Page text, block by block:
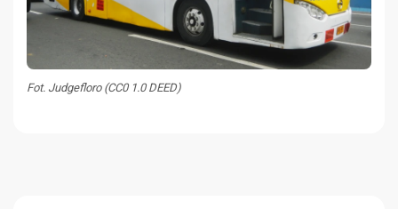
Fot. Judgefloro (CC0 1.0 DEED)